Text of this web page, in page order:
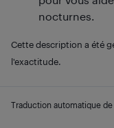
nocturnes.
Cette description a été
l'exactitude.
Traduction automatique de